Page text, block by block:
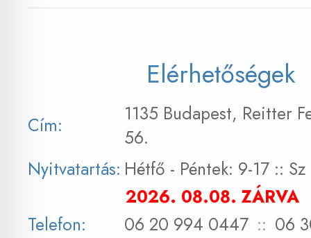
Elérhetőségek
Cím:
1135 Budapest, Reitter
56.
Nyitvatartás: Hétfő - Péntek: 9-17 :: Sz
2026. 08.08. ZÁRVA
Telefon:
06 20 994 0447 :: 06